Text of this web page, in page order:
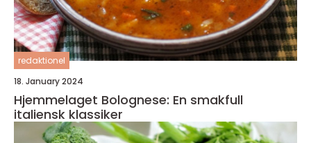
redaktionel
18. January 2024
Hjemmelaget Bolognese: En smakfull
italiensk klassiker